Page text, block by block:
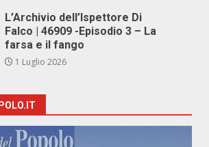
L’Archivio dell’Ispettore Di
Falco | 46909 -Episodio 3 – La
farsa e il fango
1 Luglio 2026